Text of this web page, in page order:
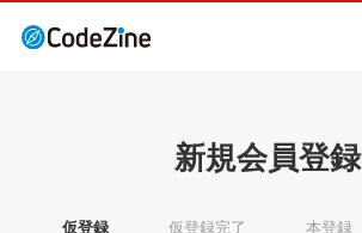
新規会員登録
仮登録 仮登録完了 本登録